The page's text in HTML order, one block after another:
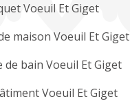
Voeuil Et Giget
maison Voeuil Et Giget
de bain Voeuil Et Giget
Voeuil Et Giget